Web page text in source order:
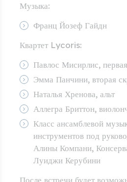
Музыка:
Франц Йозеф Гайдн
Квартет Lycoris:
Павлос Мисирлис,
Эмма Панчини, вторая
Наталья Хренова, альт
Аллегра Бриттон,
Класс ансамблевой
инструментов под
Алины Компани,
Луиджи Керубини
После встречи будет